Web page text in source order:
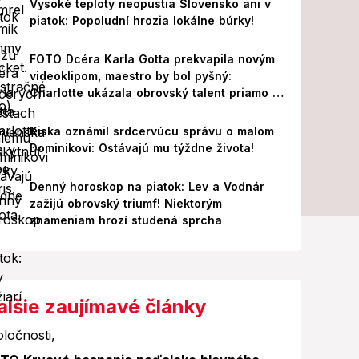
Vysoké teploty neopustia Slovensko ani v
piatok: Popoludní hrozia lokálne búrky!
FOTO Dcéra Karla Gotta prekvapila novým
videoklipom, maestro by bol pyšný:
Charlotte ukázala obrovský talent priamo v
Paríži!
Kiska oznámil srdcervúcu správu o malom
Dominikovi: Ostávajú mu týždne života!
Denný horoskop na piatok: Lev a Vodnár
zažijú obrovský triumf! Niektorým
znameniam hrozí studená sprcha
zaujímavé články
Foto